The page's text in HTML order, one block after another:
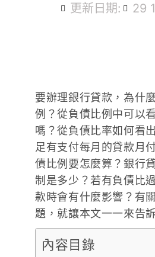
更新日期: 29
要辦理銀行貸款，為什
例？從負債比例中可以
嗎？從負債比率如何看
足有支付每月的貸款月
債比例要怎麼算？銀行
制是多少？若有負債比
款時會有什麼影響？有
題，就讓本文一一來告
內容目錄